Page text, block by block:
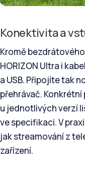
Konektivita a
Kromě
HORIZON Ultra i
a USB. Připojíte tak
přehrávač.
u jednotlivých verzí
ve specifikaci. V
jak streamování z
zařízení.